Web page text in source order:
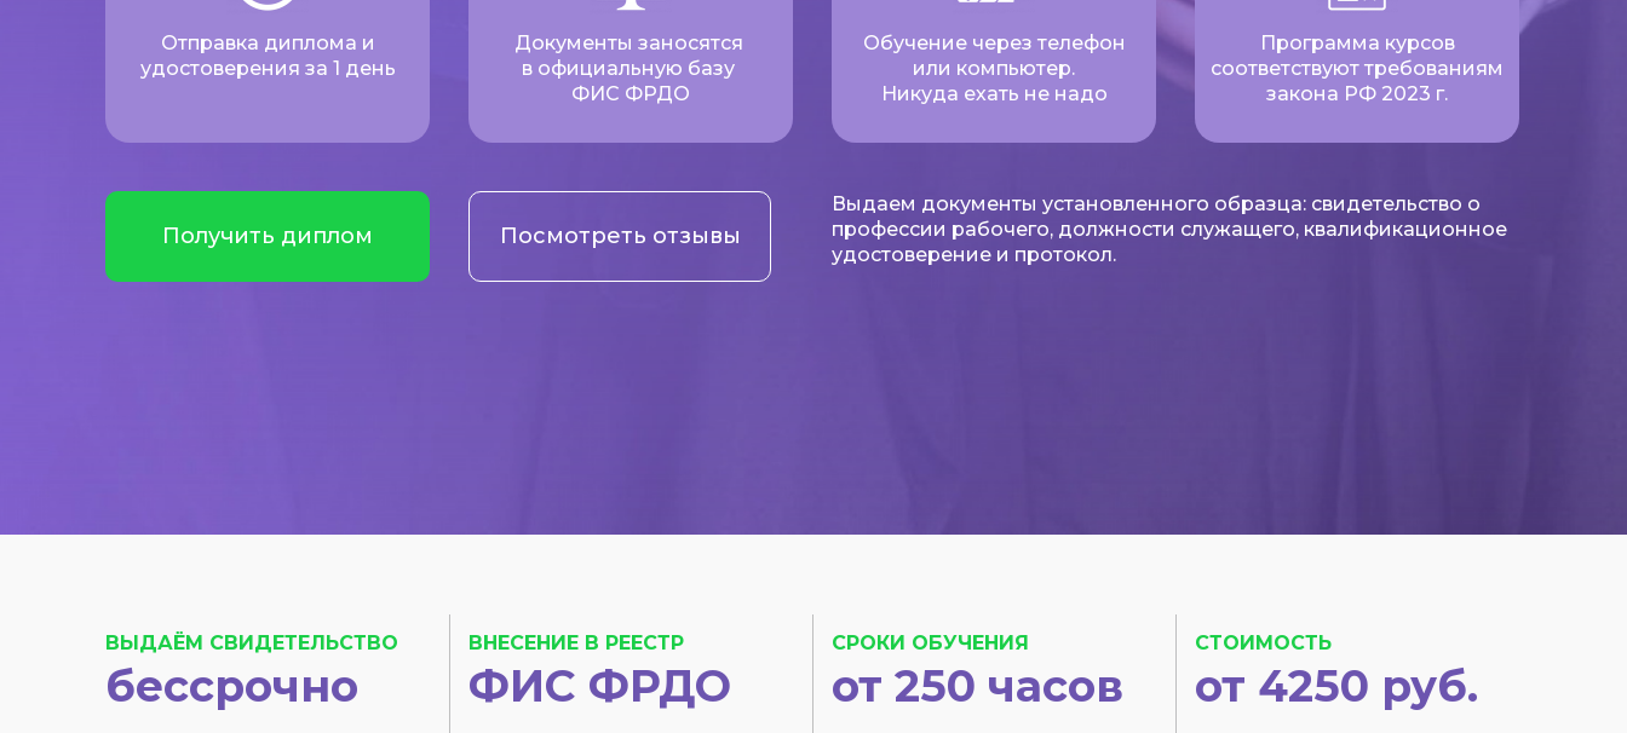
Получить диплом
Отправка диплома и
удостоверения за 1 день
Документы заносятся
в официальную базу
ФИС ФРДО
Обучение через телефон
или компьютер.
Никуда ехать не надо
Программа курсов
соответствуют требованиям
закона РФ 2023 г.
Посмотреть отзывы
Выдаем документы установленного образца: свидетельство о
профессии рабочего, должности служащего, квалификационное
удостоверение и протокол.
ВЫДАЁМ СВИДЕТЕЛЬСТВО
бессрочно
ВНЕСЕНИЕ В РЕЕСТР
ФИС ФРДО
СРОКИ ОБУЧЕНИЯ СТОИМОСТЬ
от 250 часов от 4250 руб.